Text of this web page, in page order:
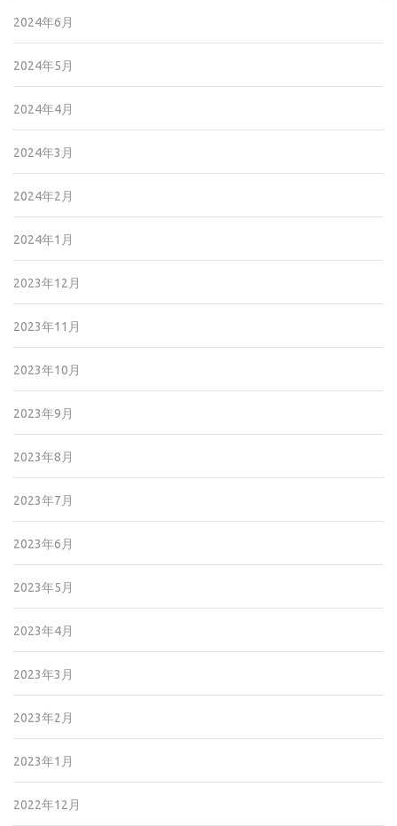
2024年6月
2024年5月
2024年4月
2024年3月
2024年2月
2024年1月
2023年12月
2023年11月
2023年10月
2023年9月
2023年8月
2023年7月
2023年6月
2023年5月
2023年4月
2023年3月
2023年2月
2023年1月
2022年12月